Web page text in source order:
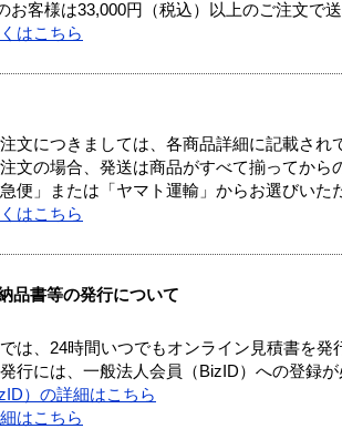
客様は33,000円（税込）以上のご注文で送
はこちら
文につきましては、各商品詳細に記載され
文の場合、発送は商品がすべて揃ってから
便」または「ヤマト運輸」からお選びいた
はこちら
品書等の発行について
は、24時間いつでもオンライン見積書を発
行には、一般法人会員（BizID）への登録が
）の詳細はこちら
はこちら